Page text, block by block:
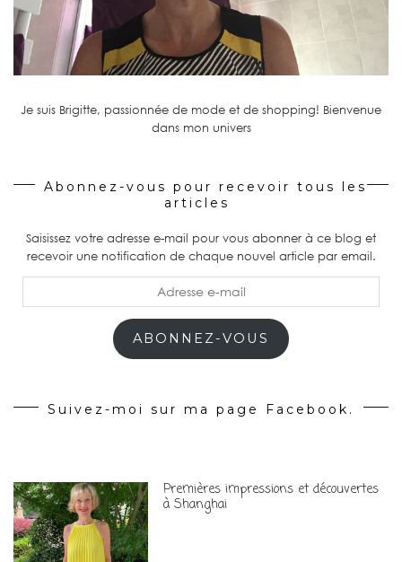
Je suis Brigitte, passionnée de mode et de shopping! Bienvenue
dans mon univers
Abonnez-vous pour recevoir tous les
articles
Saisissez votre adresse e-mail pour vous abonner à ce blog et
recevoir une notification de chaque nouvel article par email.
ABONNEZ-VOUS
Suivez-moi sur ma page Facebook.
Premières impressions et découvertes
à Shanghai